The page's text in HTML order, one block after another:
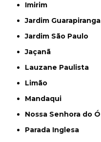
Imirim
Jardim Guarapiranga
Jardim São Paulo
Jaçanã
Lauzane Paulista
Limão
Mandaqui
Nossa Senhora do Ó
Parada Inglesa